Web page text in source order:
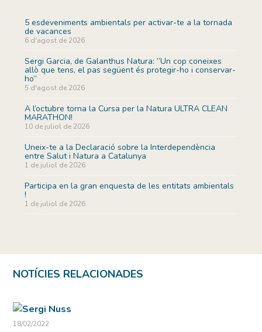
5 esdeveniments ambientals per activar-te a la tornada
de vacances
6 d'agost de 2026
Sergi Garcia, de Galanthus Natura: ”Un cop coneixes
allò que tens, el pas següent és protegir-ho i conservar-
ho”
5 d'agost de 2026
A l’octubre torna la Cursa per la Natura ULTRA CLEAN
MARATHON!
10 de juliol de 2026
Uneix-te a la Declaració sobre la Interdependència
entre Salut i Natura a Catalunya
1 de juliol de 2026
Participa en la gran enquesta de les entitats ambientals
!
1 de juliol de 2026
NOTÍCIES RELACIONADES
18/02/2022